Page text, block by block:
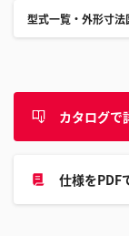
型式一覧・外形寸法
カタログで
仕様をPDF